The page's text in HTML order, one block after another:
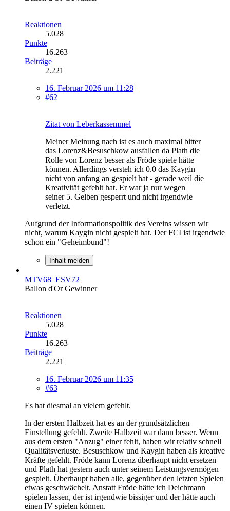
Reaktionen
5.028
Punkte
16.263
Beiträge
2.221
16. Februar 2026 um 11:28
#62
Zitat von Leberkassemmel
Meiner Meinung nach ist es auch maximal bitter
das Lorenz&Besuschkow ausfallen da Plath die
Rolle von Lorenz besser als Fröde spiele hätte
können. Allerdings versteh ich 0.0 das Kaygin
nicht von anfang an gespielt hat - gerade weil die
Kreativität gefehlt hat. Er war ja nur wegen
seiner 5. Gelben gesperrt und nicht irgendwie
verletzt.
Aufgrund der Informationspolitik des Vereins wissen wir
nicht, warum Kaygin nicht gespielt hat. Der FCI ist irgendwie
schon ein "Geheimbund"!
Inhalt melden
MTV68_ESV72
Ballon d'Or Gewinner
Reaktionen
5.028
Punkte
16.263
Beiträge
2.221
16. Februar 2026 um 11:35
#63
Es hat diesmal an vielem gefehlt.
In der ersten Halbzeit hat es an der grundsätzlichen
Einstellung gefehlt. Zweite Halbzeit war dann besser. Wenn
aus dem ersten "Anzug" einer fehlt, haben wir relativ schnell
Qualitätsverluste. Besuschkow und Kaygin haben als kreative
Kräfte gefehlt. Fröde kann Lorenz überhaupt nicht ersetzen
und Plath hat gestern auch unter seinem Leistungsvermögen
gespielt. Überhaupt haben alle, gegenüber den letzten Spielen
etwas geschwächelt. Anstatt Fröde hätte ich Deichmann
spielen lassen, der ist irgendwie bissiger und der hätte auch
einen IV spielen können.